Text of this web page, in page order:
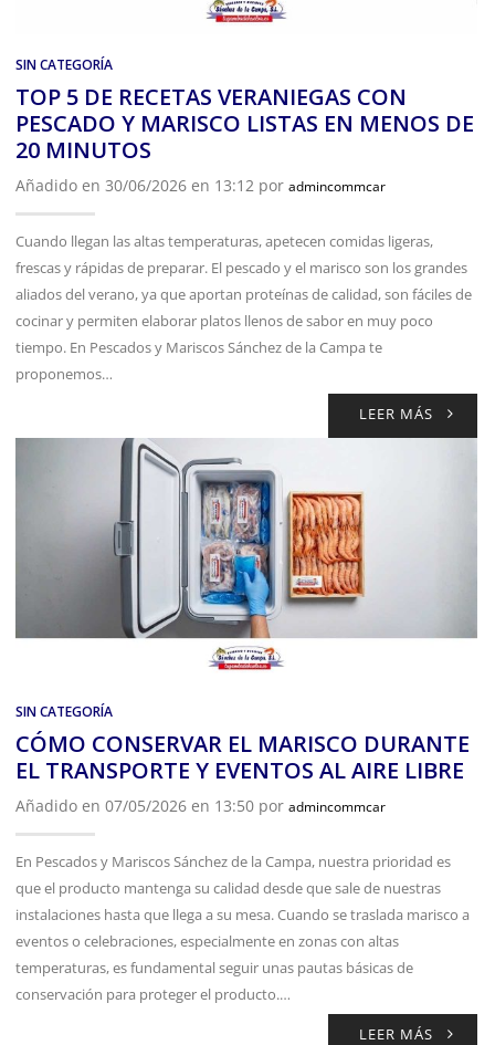
SIN CATEGORÍA
TOP 5 DE RECETAS VERANIEGAS CON
PESCADO Y MARISCO LISTAS EN MENOS DE
20 MINUTOS
Añadido en 30/06/2026 en 13:12 por admincommcar
Cuando llegan las altas temperaturas, apetecen comidas ligeras,
frescas y rápidas de preparar. El pescado y el marisco son los grandes
aliados del verano, ya que aportan proteínas de calidad, son fáciles de
cocinar y permiten elaborar platos llenos de sabor en muy poco
tiempo. En Pescados y Mariscos Sánchez de la Campa te
proponemos…
LEER MÁS
SIN CATEGORÍA
CÓMO CONSERVAR EL MARISCO DURANTE
EL TRANSPORTE Y EVENTOS AL AIRE LIBRE
Añadido en 07/05/2026 en 13:50 por admincommcar
En Pescados y Mariscos Sánchez de la Campa, nuestra prioridad es
que el producto mantenga su calidad desde que sale de nuestras
instalaciones hasta que llega a su mesa. Cuando se traslada marisco a
eventos o celebraciones, especialmente en zonas con altas
temperaturas, es fundamental seguir unas pautas básicas de
conservación para proteger el producto.…
LEER MÁS